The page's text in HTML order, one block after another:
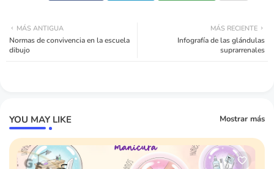
MÁS RECIENTE
Infografía de las glándulas
suprarrenales
MÁS ANTIGUA
Normas de convivencia en la escuela
dibujo
YOU MAY LIKE Mostrar más